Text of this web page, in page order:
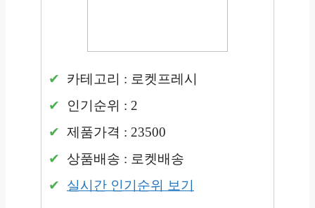
카테고리 : 로켓프레시
인기순위 : 2
제품가격 : 23500
상품배송 : 로켓배송
실시간 인기순위 보기